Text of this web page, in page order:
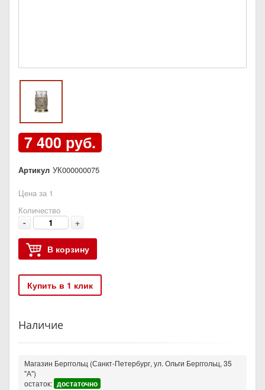
7 400 руб.
Артикул УК000000075
Цена за 1
Количество
- +
В корзину
Купить в 1 клик
Наличие
Магазин Берггольц (Санкт-Петербург, ул. Ольги Берггольц, 35
"А")
остаток: достаточно